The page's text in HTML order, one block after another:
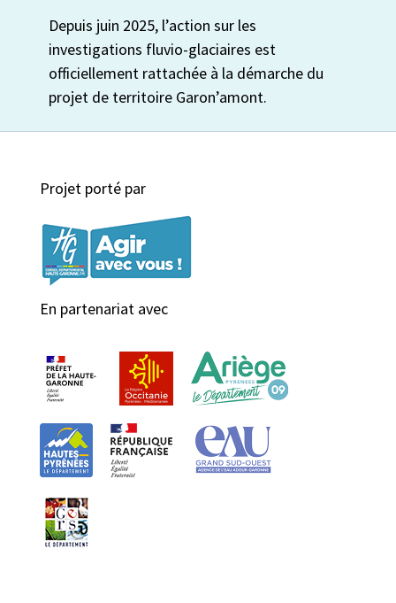
Depuis juin 2025, l’action sur les
investigations fluvio-glaciaires est
officiellement rattachée à la démarche du
projet de territoire Garon’amont.
Projet porté par
En partenariat avec